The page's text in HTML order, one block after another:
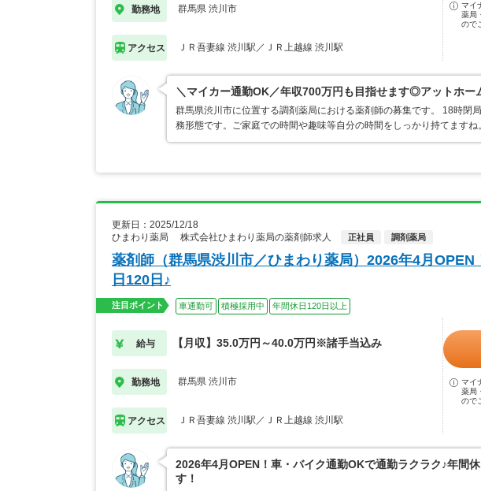
勤務地 群馬県 渋川市
アクセス ＪＲ吾妻線 渋川駅／ＪＲ上越線 渋川駅
マイ
薬局
ので
＼マイカー通勤OK／年収700万円も目指せます◎アットホー
群馬県渋川市に位置する調剤薬局における薬剤師の募集です。 18時閉
務形態です。ご家庭での時間や趣味等自分の時間をしっかり持てます
更新日：2025/12/18
ひまわり薬局 株式会社ひまわり薬局の薬剤師求人
正社員 調剤薬局
薬剤師（群馬県渋川市／ひまわり薬局）2026年4月
日120日♪
注目ポイント 車通勤可 積極採用中 年間休日120日以上
給与 【月収】35.0万円～40.0万円※諸手当込み
勤務地 群馬県 渋川市
アクセス ＪＲ吾妻線 渋川駅／ＪＲ上越線 渋川駅
マイ
薬局
ので
2026年4月OPEN！車・バイク通勤OKで通勤ラクラク♪年間
す！